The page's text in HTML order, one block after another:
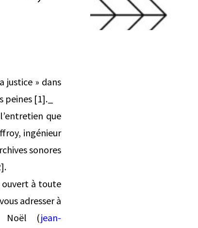
justice » dans
[1]._
que
ingénieur
sonores
à toute
adresser à
Noël (jean-